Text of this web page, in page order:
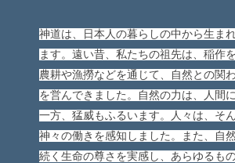
神道は、日本人の暮らしの中から生ま
ます。遠い昔、私たちの祖先は、稲作
農耕や漁撈などを通じて、自然との関
を営んできました。自然の力は、人間
一方、猛威もふるいます。人々は、そ
神々の働きを感知しました。また、自
続く生命の尊さを実感し、あらゆるも